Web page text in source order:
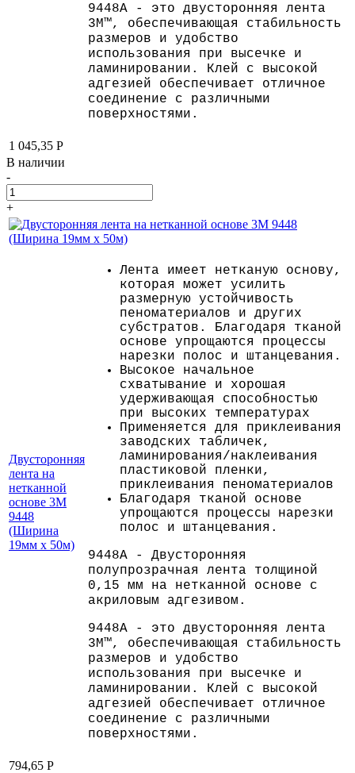
9448A - это двусторонняя лента
3M™, обеспечивающая стабильность
размеров и удобство
использования при высечке и
ламинировании. Клей с высокой
адгезией обеспечивает отличное
соединение с различными
поверхностями.
1 045,35 Р
В наличии
-
+
Двусторонняя
лента на
нетканной
основе 3M
9448
(Ширина
19мм х 50м)
Лента имеет нетканую основу,
которая может усилить
размерную устойчивость
пеноматериалов и других
субстратов. Благодаря тканой
основе упрощаются процессы
нарезки полос и штанцевания.
Высокое начальное
схватывание и хорошая
удерживающая способностью
при высоких температурах
Применяется для приклеивания
заводских табличек,
ламинирования/наклеивания
пластиковой пленки,
приклеивания пеноматериалов
Благодаря тканой основе
упрощаются процессы нарезки
полос и штанцевания.
9448A - Двусторонняя
полупрозрачная лента толщиной
0,15 мм на нетканной основе с
акриловым адгезивом.
9448A - это двусторонняя лента
3M™, обеспечивающая стабильность
размеров и удобство
использования при высечке и
ламинировании. Клей с высокой
адгезией обеспечивает отличное
соединение с различными
поверхностями.
794,65 Р